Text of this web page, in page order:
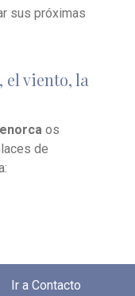
sus próximas
el viento, la
os
de
Ir a Contacto